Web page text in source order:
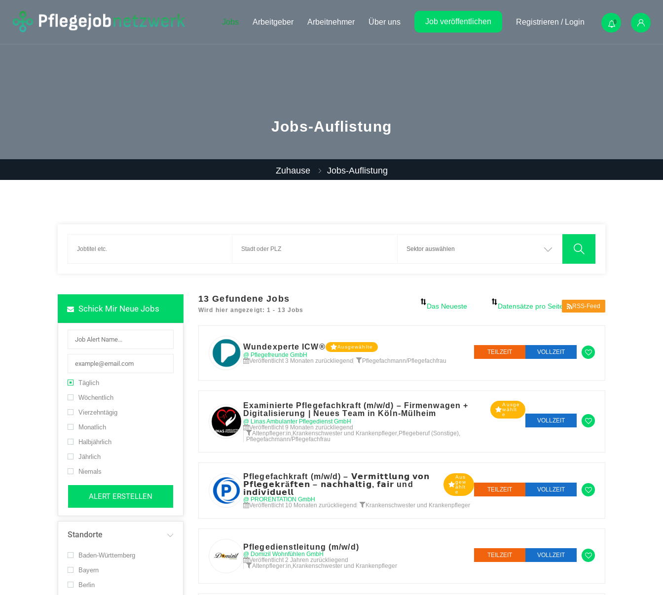
Jobs Arbeitgeber Arbeitnehmer Über uns Job veröffentlichen Registrieren / Login 0
Jobs-Auflistung
Zuhause Jobs-Auflistung
Schick Mir Neue Jobs
Täglich
Wöchentlich
Vierzehntägig
Monatlich
Halbjährlich
Jährlich
Niemals
ALERT ERSTELLEN
Standorte
Baden-Württemberg
Bayern
Berlin
13 Gefundene Jobs
Wird hier angezeigt: 1 - 13 Jobs
RSS-Feed
Wundexperte ICW® Ausgewählte
@ Pflegefreunde GmbH
Veröffentlicht 3 Monaten zurückliegend
Pflegefachmann/Pflegefachfrau
TEILZEIT VOLLZEIT
Examinierte Pflegefachkraft (m/w/d) – Firmenwagen +
Digitalisierung | Neues Team in Köln-Mülheim
Ausge
wählt
e
@ Linas Ambulanter Pflegedienst GmbH
Veröffentlicht 9 Monaten zurückliegend
Altenpfleger:in,Krankenschwester und Krankenpfleger,Pflegeberuf (Sonstige),
Pflegefachmann/Pflegefachfrau
VOLLZEIT
Pflegefachkraft (m/w/d) – 𝗩𝗲𝗿𝗺𝗶𝘁𝘁𝗹𝘂𝗻𝗴 𝘃𝗼𝗻
𝗣𝗳𝗹𝗲𝗴𝗲𝗸𝗿ä𝗳𝘁𝗲𝗻 – 𝗻𝗮𝗰𝗵𝗵𝗮𝗹𝘁𝗶𝗴, 𝗳𝗮𝗶𝗿 und
𝗶𝗻𝗱𝗶𝘃𝗶𝗱𝘂𝗲𝗹𝗹
Aus
gew
ählt
e
@ PRORENTATION GmbH
Veröffentlicht 10 Monaten zurückliegend
Krankenschwester und Krankenpfleger
TEILZEIT VOLLZEIT
Pflegedienstleitung (m/w/d)
@ Domizil Wohnfühlen GmbH
Veröffentlicht 2 Jahren zurückliegend
Altenpfleger:in,Krankenschwester und Krankenpfleger
TEILZEIT VOLLZEIT